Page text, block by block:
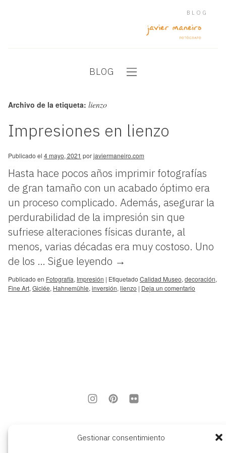
Gestionar consentimiento
BLOG
BLOG
Archivo de la etiqueta: lienzo
Impresiones en lienzo
Publicado el 4 mayo, 2021 porjaviermaneiro.com
Hasta hace pocos años imprimir fotografías
de gran tamaño con un acabado óptimo era
un proceso complicado. Además, asegurar la
perdurabilidad de la impresión sin que
sufriese alteraciones físicas durante, al
menos, varias décadas era muy costoso. Uno
de los … Sigue leyendo →
Publicado en Fotografía, Impresión | Etiquetado Calidad Museo, decoración,
Fine Art, Giclée, Hahnemühle, inversión, lienzo | Deja un comentario
política de privacidad